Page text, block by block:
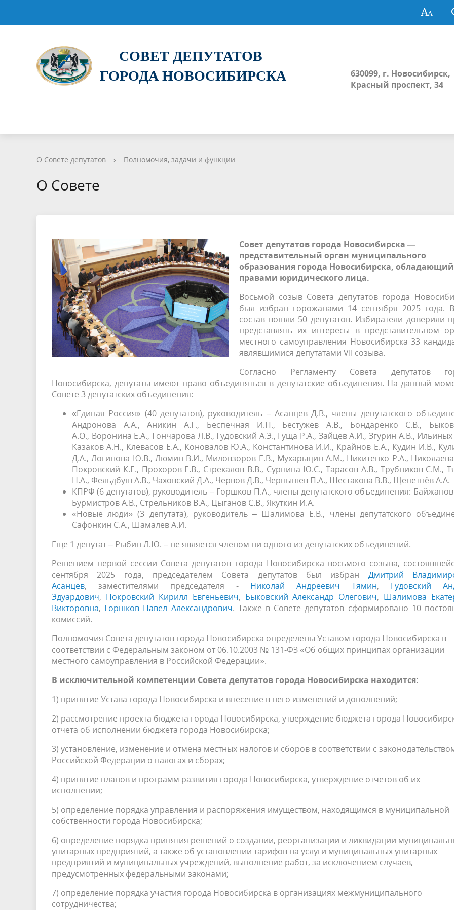
СОВЕТ ДЕПУТАТОВ
ГОРОДА НОВОСИБИРСКА
630099, г. Новосибирск,
Красный проспект, 34
О Совете депутатов › Полномочия, задачи и функции
О Совете
Совет депутатов города Новосибирска —
представительный орган муниципального
образования города Новосибирска, обладающий
правами юридического лица.
Восьмой созыв Совета депутатов города
был избран горожанами 14 сентября 2025 года.
состав вошли 50 депутатов. Избиратели доверили
представлять их интересы в представительном
местного самоуправления Новосибирска 33
являвшимися депутатами VII созыва.
Согласно Регламенту Совета депутатов
Новосибирска, депутаты имеют право объединяться в депутатские объединения. На данный
Совете 3 депутатских объединения:
«Единая Россия» (40 депутатов), руководитель – Асанцев Д.В., члены депутатского
Андронова А.А., Аникин А.Г., Беспечная И.П., Бестужев А.В., Бондаренко С.В.,
А.О., Воронина Е.А., Гончарова Л.В., Гудовский А.Э., Гуща Р.А., Зайцев А.И., Згурин А.В.,
Казаков А.Н., Клевасов Е.А., Коновалов Ю.А., Константинова И.И., Крайнов Е.А., Кудин И.В.,
Д.А., Логинова Ю.В., Люмин В.И., Миловзоров Е.В., Мухарыцин А.М., Никитенко Р.А.,
Покровский К.Е., Прохоров Е.В., Стрекалов В.В., Сурнина Ю.С., Тарасов А.В., Трубников С.М.,
Н.А., Фельдбуш А.В., Чаховский Д.А., Червов Д.В., Чернышев П.А., Шестакова В.В., Щепетнёв А.А.
КПРФ (6 депутатов), руководитель – Горшков П.А., члены депутатского объединения:
Бурмистров А.В., Стрельников В.А., Цыганов С.В., Якуткин И.А.
«Новые люди» (3 депутата), руководитель – Шалимова Е.В., члены депутатского
Сафонкин С.А., Шамалев А.И.
Еще 1 депутат – Рыбин Л.Ю. – не является членом ни одного из депутатских объединений.
Решением первой сессии Совета депутатов города Новосибирска восьмого созыва,
сентября 2025 года, председателем Совета депутатов был избран Дмитрий
Асанцев, заместителями председателя - Николай Андреевич Тямин, Гудовский
Эдуардович, Покровский Кирилл Евгеньевич, Быковский Александр Олегович, Шалимова
Викторовна, Горшков Павел Александрович. Также в Совете депутатов сформировано 10
комиссий.
Полномочия Совета депутатов города Новосибирска определены Уставом города Новосибирска в
соответствии с Федеральным законом от 06.10.2003 № 131-ФЗ «Об общих принципах организации
местного самоуправления в Российской Федерации».
В исключительной компетенции Совета депутатов города Новосибирска находится:
1) принятие Устава города Новосибирска и внесение в него изменений и дополнений;
2) рассмотрение проекта бюджета города Новосибирска, утверждение бюджета города
отчета об исполнении бюджета города Новосибирска;
3) установление, изменение и отмена местных налогов и сборов в соответствии с
Российской Федерации о налогах и сборах;
4) принятие планов и программ развития города Новосибирска, утверждение отчетов об их
исполнении;
5) определение порядка управления и распоряжения имуществом, находящимся в муниципальной
собственности города Новосибирска;
6) определение порядка принятия решений о создании, реорганизации и ликвидации
унитарных предприятий, а также об установлении тарифов на услуги муниципальных унитарных
предприятий и муниципальных учреждений, выполнение работ, за исключением случаев,
предусмотренных федеральными законами;
7) определение порядка участия города Новосибирска в организациях межмуниципального
сотрудничества;